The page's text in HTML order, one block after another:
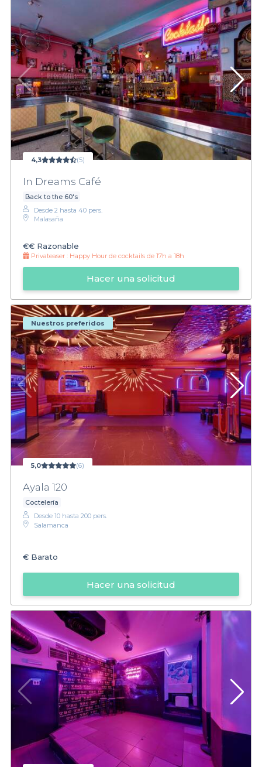
4,3 (5)
In Dreams Café
Back to the 60's
Desde 2 hasta 40 pers.
Malasaña
€€ Razonable
Privateaser : Happy Hour de cocktails de 17h a 18h
Hacer una solicitud
Nuestros preferidos
5,0 (6)
Ayala 120
Coctelería
Desde 10 hasta 200 pers.
Salamanca
€ Barato
Hacer una solicitud